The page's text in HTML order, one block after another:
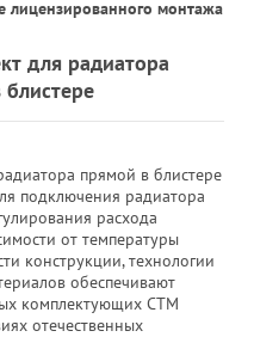
лицензированного монтажа
для радиатора
прямой в блистере
подключения радиатора
расхода
от температуры
конструкции, технологии
обеспечивают
комплектующих СТМ
отечественных